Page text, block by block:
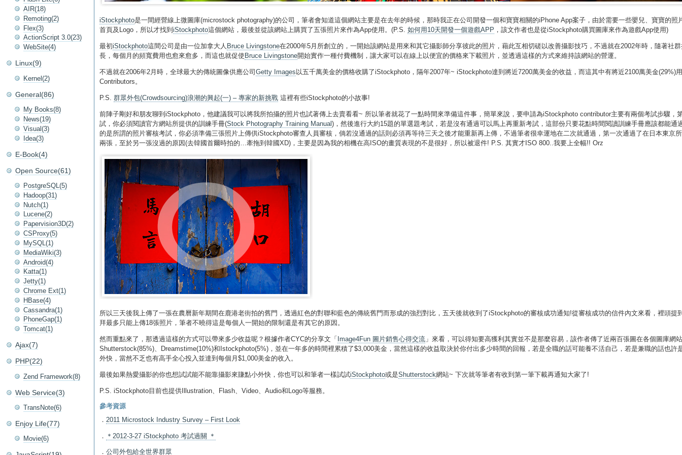
iStockphoto是一間經營線上微圖庫(microstock photography)的公司，筆者會知道這個網站主要是在去年的時候，那時我正在公司開發一個和寶寶相關的iPhone App案子，由於需要一些嬰兒、寶寶的照
首頁及Logo，所以才找到 iStockphoto這個網站，最後並從該網站上購買了五張照片來作為App使用。(P.S. 如何用10天開發一個遊戲APP ，該文作者也是從iStockphoto購買圖庫來作為遊戲App使用)
最初iStockphoto這間公司是由一位加拿大人 Bruce Livingstone在2000年5月所創立的，一開始該網站是用來和其它攝影師分享彼此的照片，藉此互相切磋以改善攝影技巧，不過就在2002年時，隨著社
長，每個月的頻寬費用也愈來愈多，而這也就促使 Bruce Livingstone開始實作一種付費機制，讓大家可以在線上以便宜的價格來下載照片，並透過這樣的方式來維持該網站的營運。
不過就在2006年2月時，全球最大的傳統圖像供應公司 Getty Images 以五千萬美金的價格收購了iStockphoto，隔年2007年~ iStockphoto達到將近7200萬美金的收益，而這其中有將近2100萬美金(29%)
Contributors。
P.S. 群眾外包(Crowdsourcing)浪潮的興起(一) – 專家的新挑戰 這裡有些iStockphoto的小故事!
前陣子剛好和朋友聊到iStockphoto，他建議我可以將我所拍攝的照片也試著傳上去賣看看~ 所以筆者就花了一點時間來準備這件事，簡單來說，要申請為iStockphoto contributor主要有兩個考試步驟，
試，你必須閱讀官方網站所提供的訓練手冊(Stock Photography Training Manual)，然後進行大約15題的單選題考試，若是沒有通過可以馬上再重新考試，這部份只要花點時間閱讀訓練手冊應該都能通
的是所謂的照片審核考試，你必須準備三張照片上傳供iStockphoto審查人員審核，倘若沒通過的話則必須再等待三天之後才能重新再上傳，不過筆者很幸運地在二次就通過，第一次通過了在日本東京
兩張，至於另一張沒過的原因(去韓國首爾時拍的…牽拖到韓國XD)，主要是因為我的相機在高ISO的畫質表現的不是很好，所以被退件! P.S. 其實才ISO 800..我要上全幅!! Orz
所以三天後我上傳了一張在農曆新年期間在鹿港老街拍的舊門，透過紅色的對聯和藍色的傳統舊門而形成的強烈對比，五天後就收到了iStockphoto的審核成功通知!從審核成功的信件內文來看，裡頭提
拜最多只能上傳18張照片，筆者不曉得這是每個人一開始的限制還是有其它的原因。
然而重點來了，那透過這樣的方式可以帶來多少收益呢？根據作者CYC的分享文「 Image4Fun 圖片銷售心得交流 」來看，可以得知要高獲利其實並不是那麼容易，該作者傳了近兩百張圖在各個圖庫網
Shutterstock(85%)、Dreamstime(10%)和Istockphoto(5%)，並在一年多的時間裡累積了$3,000美金，當然這樣的收益取決於你付出多少時間的回報，若是全職的話可能養不活自己，若是兼職的話也許
外快，當然不乏也有高手全心投入並達到每個月$1,000美金的收入。
最後如果熱愛攝影的你也想試試能不能靠攝影來賺點小外快，你也可以和筆者一樣試試iStockphoto或是Shutterstock網站~ 下次就等筆者有收到第一筆下載再通知大家了!
P.S. iStockphoto目前也提供Illustration、Flash、Video、Audio和Logo等服務。
參考資源
． 2011 Microstock Industry Survey – First Look
． ＊2012-3-27 iStockphoto 考試過關 ＊
． 公司外包給全世界群眾
AIR(18)
Remoting(2)
Flex(3)
ActionScript 3.0(23)
WebSite(4)
Linux(9)
Kernel(2)
General(86)
My Books(8)
News(19)
Visual(3)
Idea(3)
E-Book(4)
Open Source(61)
PostgreSQL(5)
Hadoop(31)
Nutch(1)
Lucene(2)
Papervision3D(2)
CSProxy(5)
MySQL(1)
MediaWiki(3)
Android(4)
Katta(1)
Jetty(1)
Chrome Ext(1)
HBase(4)
Cassandra(1)
PhoneGap(1)
Tomcat(1)
Ajax(7)
PHP(22)
Zend Framework(8)
Web Service(3)
TransNote(6)
Enjoy Life(77)
Movie(6)